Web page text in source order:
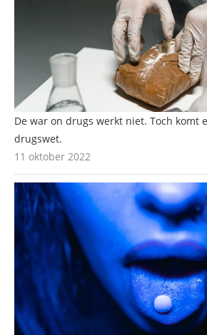
De war on drugs werkt niet. Toch komt
drugswet.
11 oktober 2022